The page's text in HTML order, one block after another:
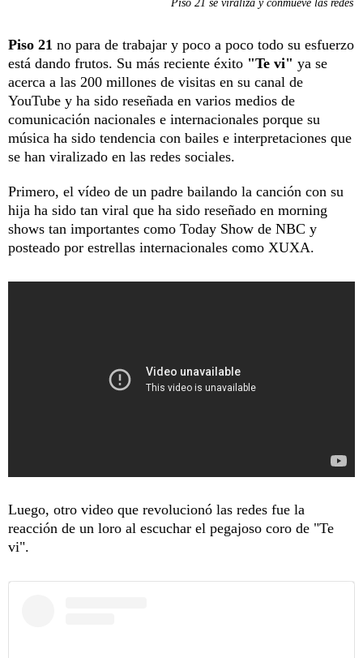
Piso 21 se viraliza y conmueve las redes
Piso 21 no para de trabajar y poco a poco todo su esfuerzo
está dando frutos. Su más reciente éxito "Te vi" ya se
acerca a las 200 millones de visitas en su canal de
YouTube y ha sido reseñada en varios medios de
comunicación nacionales e internacionales porque su
música ha sido tendencia con bailes e interpretaciones que
se han viralizado en las redes sociales.
Primero, el vídeo de un padre bailando la canción con su
hija ha sido tan viral que ha sido reseñado en morning
shows tan importantes como Today Show de NBC y
posteado por estrellas internacionales como XUXA.
Luego, otro video que revolucionó las redes fue la
reacción de un loro al escuchar el pegajoso coro de "Te
vi".